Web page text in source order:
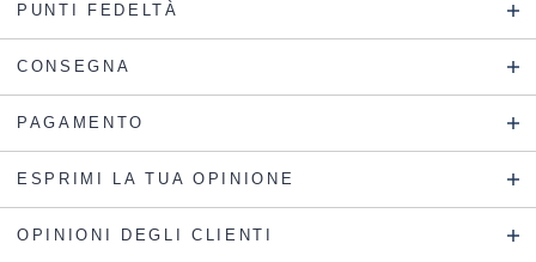
PUNTI FEDELTÀ
CONSEGNA
PAGAMENTO
ESPRIMI LA TUA OPINIONE
OPINIONI DEGLI CLIENTI